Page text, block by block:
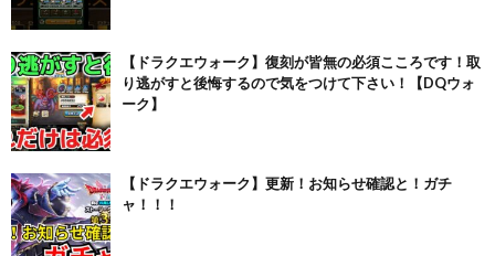
【ドラクエウォーク】復刻が皆無の必須こころです！取
り逃がすと後悔するので気をつけて下さい！【DQウォ
ーク】
【ドラクエウォーク】更新！お知らせ確認と！ガチ
ャ！！！